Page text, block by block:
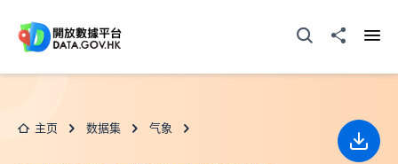
打开搜寻器分享至
主页 数据集 气象
下载